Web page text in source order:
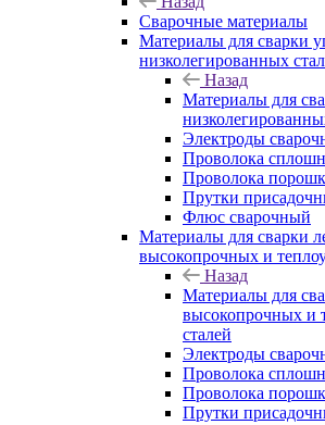
Сварочные материалы
Материалы для сварки
низколегированных
Назад
Материалы для
Электроды
Проволока
Проволока
Прутки
Флюс сварочный
Материалы для сварки
высокопрочных и
Назад
Материалы для
высокопрочных и
сталей
Электроды
Проволока
Проволока
Прутки